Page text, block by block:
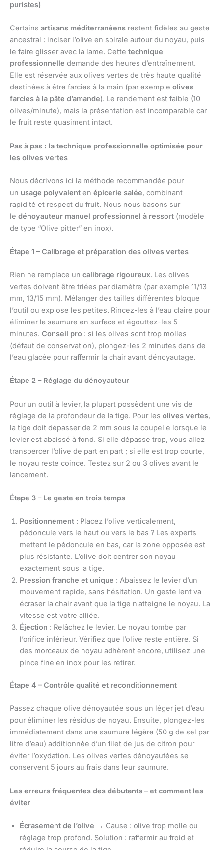
puristes)
Certains artisans méditerranéens restent fidèles au geste
ancestral : inciser l’olive en spirale autour du noyau, puis
le faire glisser avec la lame. Cette technique
professionnelle demande des heures d’entraînement.
Elle est réservée aux olives vertes de très haute qualité
destinées à être farcies à la main (par exemple olives
farcies à la pâte d’amande). Le rendement est faible (10
olives/minute), mais la présentation est incomparable car
le fruit reste quasiment intact.
Pas à pas : la technique professionnelle optimisée pour
les olives vertes
Nous décrivons ici la méthode recommandée pour
un usage polyvalent en épicerie salée, combinant
rapidité et respect du fruit. Nous nous basons sur
le dénoyauteur manuel professionnel à ressort (modèle
de type “Olive pitter” en inox).
Étape 1 – Calibrage et préparation des olives vertes
Rien ne remplace un calibrage rigoureux. Les olives
vertes doivent être triées par diamètre (par exemple 11/13
mm, 13/15 mm). Mélanger des tailles différentes bloque
l’outil ou explose les petites. Rincez-les à l’eau claire pour
éliminer la saumure en surface et égouttez-les 5
minutes. Conseil pro : si les olives sont trop molles
(défaut de conservation), plongez-les 2 minutes dans de
l’eau glacée pour raffermir la chair avant dénoyautage.
Étape 2 – Réglage du dénoyauteur
Pour un outil à levier, la plupart possèdent une vis de
réglage de la profondeur de la tige. Pour les olives vertes,
la tige doit dépasser de 2 mm sous la coupelle lorsque le
levier est abaissé à fond. Si elle dépasse trop, vous allez
transpercer l’olive de part en part ; si elle est trop courte,
le noyau reste coincé. Testez sur 2 ou 3 olives avant le
lancement.
Étape 3 – Le geste en trois temps
Positionnement : Placez l’olive verticalement,
pédoncule vers le haut ou vers le bas ? Les experts
mettent le pédoncule en bas, car la zone opposée est
plus résistante. L’olive doit centrer son noyau
exactement sous la tige.
Pression franche et unique : Abaissez le levier d’un
mouvement rapide, sans hésitation. Un geste lent va
écraser la chair avant que la tige n’atteigne le noyau. La
vitesse est votre alliée.
Éjection : Relâchez le levier. Le noyau tombe par
l’orifice inférieur. Vérifiez que l’olive reste entière. Si
des morceaux de noyau adhèrent encore, utilisez une
pince fine en inox pour les retirer.
Étape 4 – Contrôle qualité et reconditionnement
Passez chaque olive dénoyautée sous un léger jet d’eau
pour éliminer les résidus de noyau. Ensuite, plongez-les
immédiatement dans une saumure légère (50 g de sel par
litre d’eau) additionnée d’un filet de jus de citron pour
éviter l’oxydation. Les olives vertes dénoyautées se
conservent 5 jours au frais dans leur saumure.
Les erreurs fréquentes des débutants – et comment les
éviter
Écrasement de l’olive → Cause : olive trop molle ou
réglage trop profond. Solution : raffermir au froid et